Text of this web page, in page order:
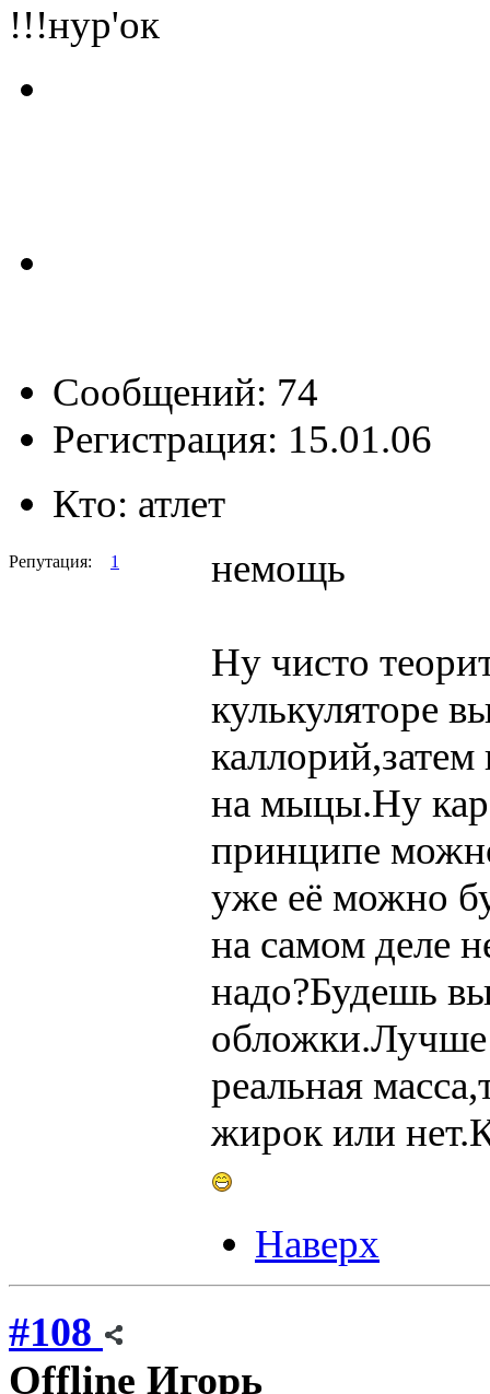
!!!нур'ок
Сообщений: 74
Регистрация: 15.01.06
Кто: атлет
Репутация: 1 немощь
Ну чисто
кулькуляторе
на мыцы.Ну
принципе
уже её можно
на самом деле
надо?Будешь
обложки.Лучше
реальная
жирок или
Наверх
#108
Offline Игорь